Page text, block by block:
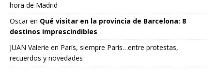
hora de Madrid
Oscaren Qué visitar en la provincia de Barcelona: 8
destinos imprescindibles
JUAN Valerie en París, siempre París…entre protestas,
recuerdos y novedades